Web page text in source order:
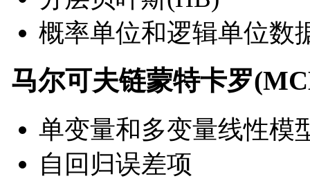
概率单位和逻辑单位数
马尔可夫链蒙特卡罗
单变量和多变量线性模
自回归误差项